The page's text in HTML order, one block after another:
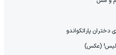
دختران پاراتکواندو
(عکس)